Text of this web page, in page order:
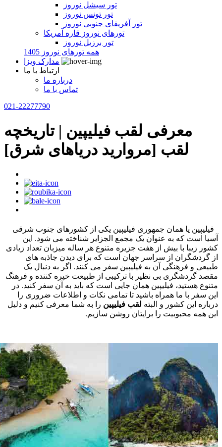
تور سیشل نوروز
تور تونس نوروز
تور آفریقای جنوبی نوروز
تورهای نوروز قاره آمریکا
تور برزیل نوروز
همه تورهای نوروز 1405
مدارک ویزا
ارتباط با ما
درباره ما
تماس با ما
021-22277790
معرفی لقب فیلیپین | تاریخچه
لقب [مروارید دریاهای شرق]
فیلیپین یا همان جمهوری فیلیپین یکی از کشورهای جنوب شرقی
آسیا است که به عنوان یک مجمع‌ الجزایر شناخته می ‌شود. این
کشور زیبا با بیش از هفت جزیره‌ متنوع هر ساله میزبان تعداد زیادی
از گردشگران از سراسر جهان است که برای دیدن جاذبه ‌های
طبیعی و فرهنگی آن به فیلیپین سفر می ‌کنند. اگر به دنبال یک
مقصد گردشگری بی ‌نظیر با ترکیبی از طبیعت خیره‌ کننده و فرهنگ
متنوع هستید، فیلیپین همان جایی است که باید به آن سفر کنید. در
این سفر با ما همراه باشید تا تمامی نکات و اطلاعات ضروری را
درباره‌ این کشور و البته لقب فیلیپین را به شما معرفی کنیم و دلیل
این همه محبوبیت را برایتان روشن سازیم.